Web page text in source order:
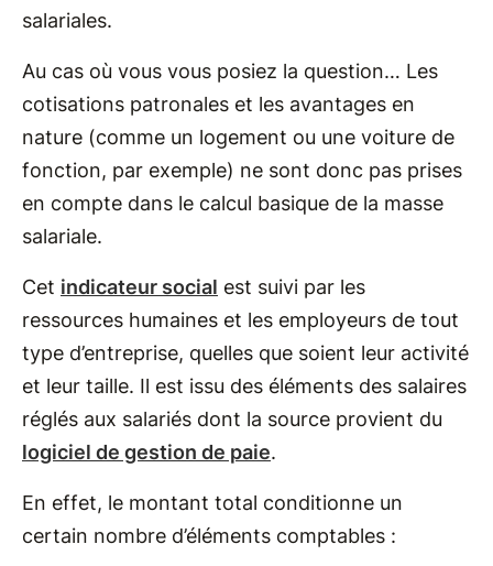
salariales.
Au cas où vous vous posiez la question… Les
cotisations patronales et les avantages en
nature (comme un logement ou une voiture de
fonction, par exemple) ne sont donc pas prises
en compte dans le calcul basique de la masse
salariale.
Cet indicateur social est suivi par les
ressources humaines et les employeurs de tout
type d’entreprise, quelles que soient leur activité
et leur taille. Il est issu des éléments des salaires
réglés aux salariés dont la source provient du
logiciel de gestion de paie.
En effet, le montant total conditionne un
certain nombre d’éléments comptables :